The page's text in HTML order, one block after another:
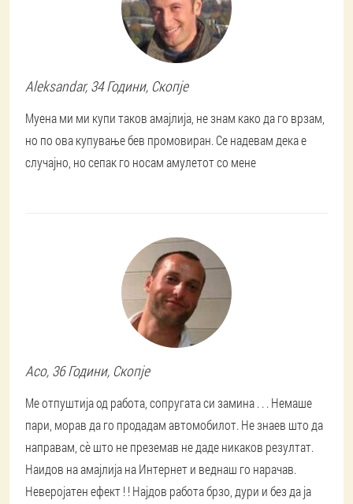
Aleksandar, 34 Години, Скопје
Myена ми ми купи таков амајлија, не знам како да го врзам,
но по ова купување бев промовиран. Се надевам дека е
случајно, но сепак го носам амулетот со мене
Aco, 36 Години, Скопје
Ме отпуштија од работа, сопругата си замина . . . Немаше
пари, морав да го продадам автомобилот. Не знаев што да
направам, сè што не преземав не даде никаков резултат.
Наидов на амајлија на Интернет и веднаш го нарачав.
Неверојатен ефект ! ! Најдов работа брзо, дури и без да ја